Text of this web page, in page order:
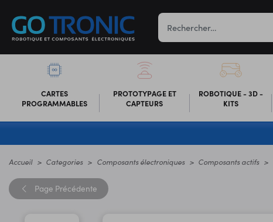
CARTES
PROGRAMMABLES
PROTOTYPAGE ET
CAPTEURS
ROBOTIQUE - 3D -
KITS
Accueil Categories Composants électroniques Composants actifs
Page Précédente